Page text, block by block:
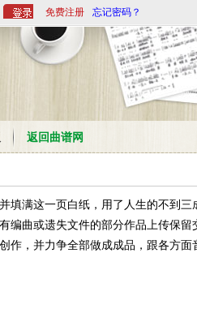
免费注册 忘记密码？
返回曲谱网
填满这一页白纸，用了人生的不到
编曲或遗失文件的部分作品上传保
，并力争全部做成成品，跟各方面